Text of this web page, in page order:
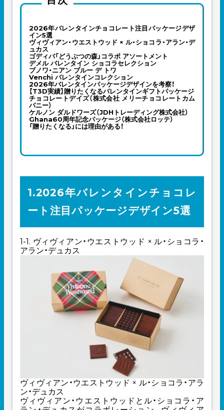
2026年バレンタインチョコレート注目パッケージデザ
イン5選
ヴィヴィアン・ウエストウッド × ル・ショコラ・アラン・デ
ュカス
ゴディバ「どうぶつの森」コラボ アソートメント
デメル バレンタイン ショコラセレクション
ブノワ・ニアン ブルー デ トワ
Venchi バレンタインコレクション
2026年バレンタインパッケージデザインを考察！
【T3D実績】贈りたくなるバレンタインギフトパッケージ
チョコレートデイズ（株式会社 メリーチョコレートカム
パニー）
ケルノン ダルドワーズ（JDHトレーディング株式会社）
Ghana60周年記念パッケージ（株式会社ロッテ）
「贈りたくなる」には理由がある！
1.2026年バレンタインチョコレ
ート注目パッケージデザイン5選
1-1. ヴィヴィアン・ウエストウッド × ル・ショコラ・
アラン・デュカス
ヴィヴィアン・ウエストウッド × ル・ショコラ・アラ
ン・デュカス
ヴィヴィアン・ウエストウッドとル・ショコラ・ア